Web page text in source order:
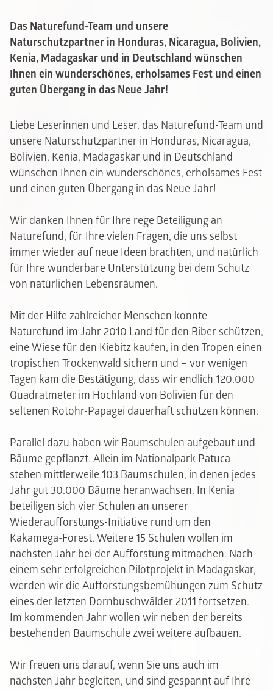
Das Naturefund-Team und unsere
Naturschutzpartner in Honduras, Nicaragua, Bolivien,
Kenia, Madagaskar und in Deutschland wünschen
Ihnen ein wunderschönes, erholsames Fest und einen
guten Übergang in das Neue Jahr!
Liebe Leserinnen und Leser, das Naturefund-Team und
unsere Naturschutzpartner in Honduras, Nicaragua,
Bolivien, Kenia, Madagaskar und in Deutschland
wünschen Ihnen ein wunderschönes, erholsames Fest
und einen guten Übergang in das Neue Jahr!
Wir danken Ihnen für Ihre rege Beteiligung an
Naturefund, für Ihre vielen Fragen, die uns selbst
immer wieder auf neue Ideen brachten, und natürlich
für Ihre wunderbare Unterstützung bei dem Schutz
von natürlichen Lebensräumen.
Mit der Hilfe zahlreicher Menschen konnte
Naturefund im Jahr 2010 Land für den Biber schützen,
eine Wiese für den Kiebitz kaufen, in den Tropen einen
tropischen Trockenwald sichern und – vor wenigen
Tagen kam die Bestätigung, dass wir endlich 120.000
Quadratmeter im Hochland von Bolivien für den
seltenen Rotohr-Papagei dauerhaft schützen können.
Parallel dazu haben wir Baumschulen aufgebaut und
Bäume gepflanzt. Allein im Nationalpark Patuca
stehen mittlerweile 103 Baumschulen, in denen jedes
Jahr gut 30.000 Bäume heranwachsen. In Kenia
beteiligen sich vier Schulen an unserer
Wiederaufforstungs-Initiative rund um den
Kakamega-Forest. Weitere 15 Schulen wollen im
nächsten Jahr bei der Aufforstung mitmachen. Nach
einem sehr erfolgreichen Pilotprojekt in Madagaskar,
werden wir die Aufforstungsbemühungen zum Schutz
eines der letzten Dornbuschwälder 2011 fortsetzen.
Im kommenden Jahr wollen wir neben der bereits
bestehenden Baumschule zwei weitere aufbauen.
Wir freuen uns darauf, wenn Sie uns auch im
nächsten Jahr begleiten, und sind gespannt auf Ihre